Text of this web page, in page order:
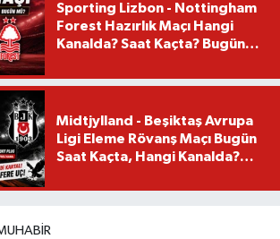
Sporting Lizbon - Nottingham
Forest Hazırlık Maçı Hangi
Kanalda? Saat Kaçta? Bugün
Midtjylland - Beşiktaş Avrupa
Ligi Eleme Rövanş Maçı Bugün
Saat Kaçta, Hangi Kanalda?